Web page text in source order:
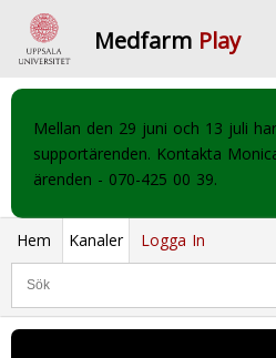
Medfarm Play
Mellan den 29 juni och 13 juli
supportärenden. Kontakta
ärenden - 070-425 00 39.
Hem Kanaler Logga In